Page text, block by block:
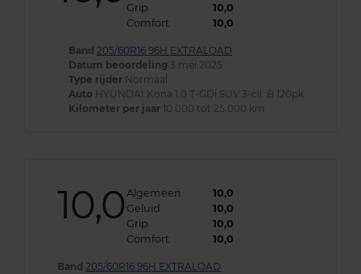
Grip
10,0
Comfort
10,0
Band 205/60R16 96H EXTRALOAD
Datum beoordeling 3 mei 2025
Type rijder Normaal
Auto HYUNDAI Kona 1.0 T-GDi SUV 3-cil. B 120pk
Kilometer per jaar 10.000 tot 25.000 km
10,0 Algemeen
10,0
Geluid
10,0
Grip
10,0
Comfort
10,0
Band 205/60R16 96H EXTRALOAD